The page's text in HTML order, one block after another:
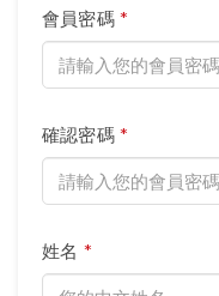
會員密碼 *
確認密碼 *
姓名 *